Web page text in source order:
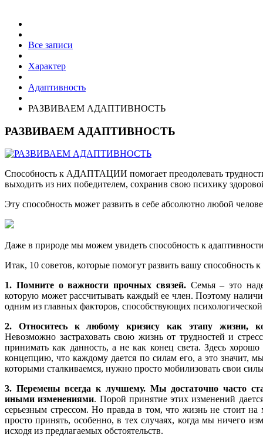
Все записи
Характер
Адаптивность
РАЗВИВАЕМ АДАПТИВНОСТЬ
РАЗВИВАЕМ АДАПТИВНОСТЬ
Способность к АДАПТАЦИИ помогает преодолевать
выходить из них победителем, сохранив свою психику
Эту способность может развить в себе абсолютно любой
Даже в природе мы можем увидеть способность к
Итак, 10 советов, которые помогут развить вашу способность
1. Помните о важности прочных связей. Семья – это
которую может рассчитывать каждый ее член. Поэтому
одним из главных факторов, способствующих
2. Относитесь к любому кризису как этапу жизни,
Невозможно застраховать свою жизнь от трудностей и
принимать как данность, а не как конец света. Здесь
концепцию, что каждому дается по силам его, а это значит,
которыми сталкиваемся, нужно просто мобилизовать свои
3. Перемены всегда к лучшему. Мы достаточно часто
иными изменениями. Порой принятие этих изменений
серьезным стрессом. Но правда в том, что жизнь не стоит
просто принять, особенно, в тех случаях, когда мы ничего
исходя из предлагаемых обстоятельств.